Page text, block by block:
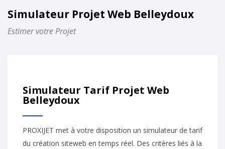
Simulateur Projet Web Belleydoux
Estimer votre Projet
Simulateur Tarif Projet Web
Belleydoux
PROXIJET met à votre disposition un simulateur de tarif
du création siteweb en temps réel. Des critères liés à la